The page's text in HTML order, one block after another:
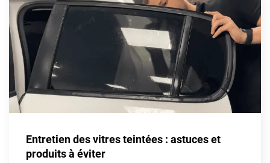
Fiat
Fisker
Ford
Foton
Entretien des vitres teintées : astuces et
produits à éviter